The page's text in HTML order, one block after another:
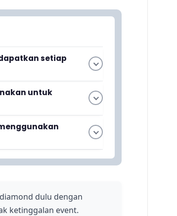
setiap
promo code yang
untuk
Free Fire.
dulu dengan
ketinggalan event.